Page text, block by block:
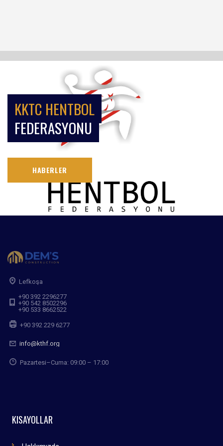
KKTC HENTBOL
FEDERASYONU
HABERLER
Lefkoşa
+90 392 2296277
+90 542 8502296
+90 533 8662522
+90 392 229 6277
info@kthf.org
Pazartesi–Cuma: 09:00 – 17:00
KISAYOLLAR